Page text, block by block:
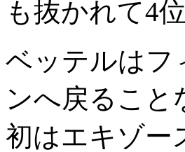
も抜かれて4
ベッテルはフ
ンへ戻ること
初はエキゾー